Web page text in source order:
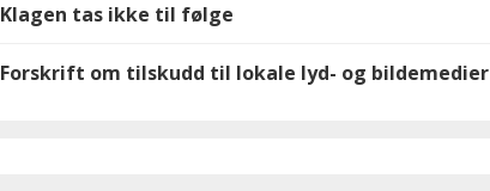
Klagen tas ikke til følge
Forskrift om tilskudd til lokale lyd- og bildemedier